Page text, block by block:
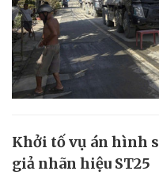
Khởi tố vụ án hình
giả nhãn hiệu ST25